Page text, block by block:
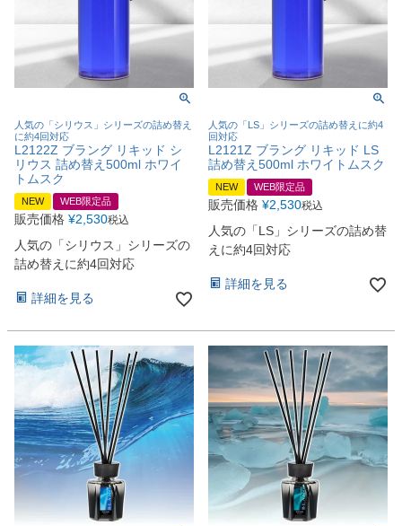
人気の「シリウス」シリーズの詰め替え
に約4回対応
L2122Z ブラング リキッド シ
リウス 詰め替え500ml ホワイ
トムスク
NEW WEB限定品
販売価格 ¥2,530税込
人気の「シリウス」シリーズの
詰め替えに約4回対応
詳細を見る
人気の「LS」シリーズの詰め替えに約4
回対応
L2121Z ブラング リキッド LS
詰め替え500ml ホワイトムスク
NEW WEB限定品
販売価格 ¥2,530税込
人気の「LS」シリーズの詰め替
えに約4回対応
詳細を見る